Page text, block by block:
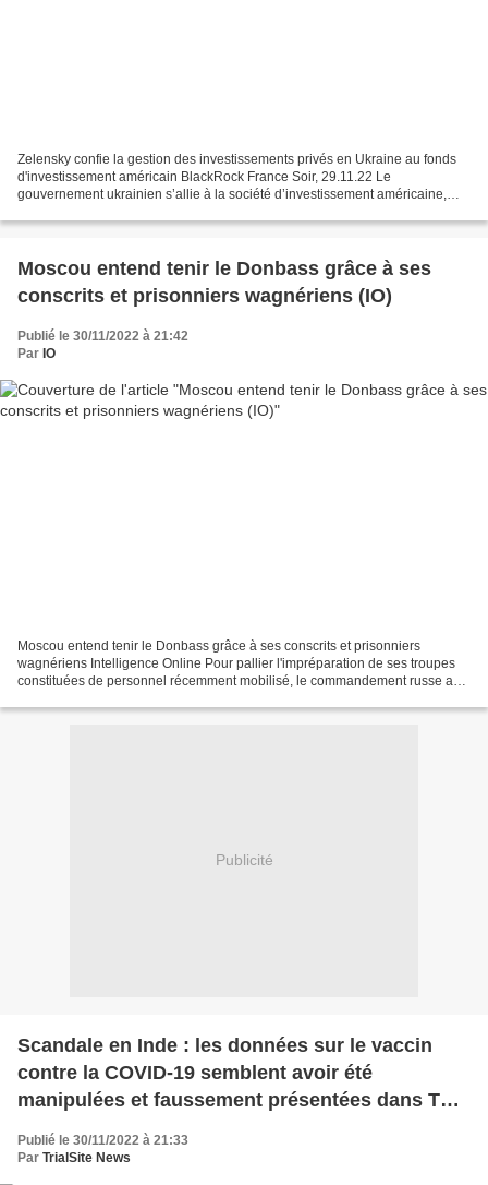
Zelensky confie la gestion des investissements privés en Ukraine au fonds
d'investissement américain BlackRock France Soir, 29.11.22 Le
gouvernement ukrainien s’allie à la société d’investissement américaine,
Moscou entend tenir le Donbass grâce à ses
conscrits et prisonniers wagnériens (IO)
Publié le 30/11/2022 à 21:42
Par IO
Moscou entend tenir le Donbass grâce à ses conscrits et prisonniers
wagnériens Intelligence Online Pour pallier l'impréparation de ses troupes
constituées de personnel récemment mobilisé, le commandement russe a
Publicité
Scandale en Inde : les données sur le vaccin
contre la COVID-19 semblent avoir été
manipulées et faussement présentées dans The
(TrialSite News)
Publié le 30/11/2022 à 21:33
Par TrialSite News